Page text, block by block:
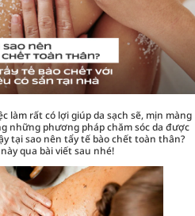
làm rất có lợi giúp da sạch sẽ, mịn màng
những phương pháp chăm sóc da được
tại sao nên tẩy tế bào chết toàn thân?
qua bài viết sau nhé!